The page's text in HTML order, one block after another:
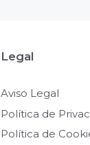
Legal
Aviso Legal
Política de
Política de